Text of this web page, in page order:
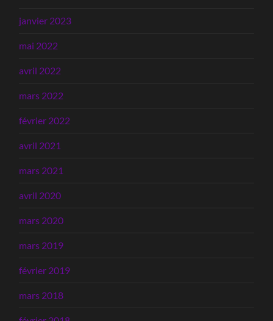
janvier 2023
mai 2022
avril 2022
mars 2022
février 2022
avril 2021
mars 2021
avril 2020
mars 2020
mars 2019
février 2019
mars 2018